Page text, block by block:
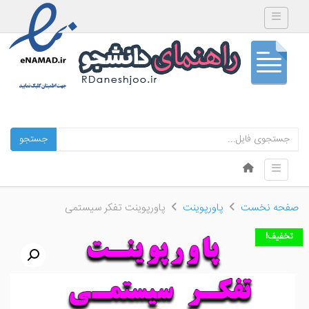
Toggle navigation
جستجو
Menu
Skip to content
Toggle navigation
صفحه نخست پاورپوینت پاورپوینت تفکر سیستمی
تخفیف!